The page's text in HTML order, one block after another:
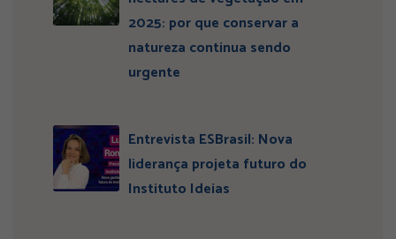
2025: por que conservar a
natureza continua sendo
urgente
Entrevista ESBrasil: Nova
liderança projeta futuro do
Instituto Ideias